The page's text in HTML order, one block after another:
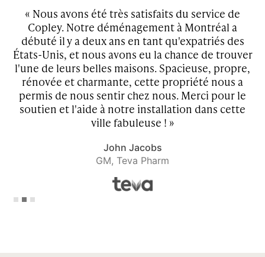
« Nous avons été très satisfaits du service de
Copley. Notre déménagement à Montréal a
débuté il y a deux ans en tant qu'expatriés des
États-Unis, et nous avons eu la chance de trouver
l'une de leurs belles maisons. Spacieuse, propre,
rénovée et charmante, cette propriété nous a
permis de nous sentir chez nous. Merci pour le
soutien et l'aide à notre installation dans cette
ville fabuleuse ! »
John Jacobs
GM, Teva Pharm
Slide 2 of 3.